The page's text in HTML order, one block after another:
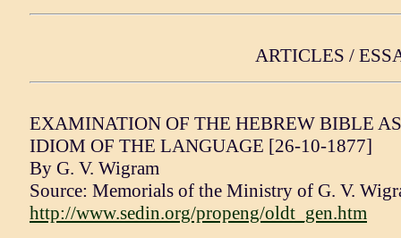
ARTICLES /
EXAMINATION OF THE HEBREW BIBLE
IDIOM OF THE LANGUAGE [26-10-1877]
By G. V. Wigram
Source: Memorials of the Ministry of G. V.
http://www.sedin.org/propeng/oldt_gen.htm